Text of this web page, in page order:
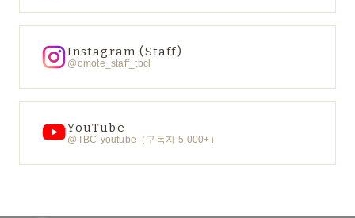
Instagram (Staff)
@omote_staff_tbcl
YouTube
@TBC-youtube（구독자 5,000+）